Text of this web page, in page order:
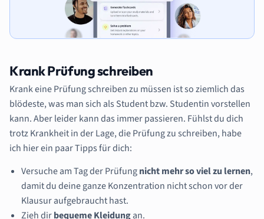
KrankPrüfung schreiben
Krank eine Prüfung schreiben zu müssen ist so ziemlich das
blödeste, was man sich als Student bzw. Studentin vorstellen
kann. Aber leider kann das immer passieren. Fühlst du dich
trotz Krankheit in der Lage, die Prüfung zu schreiben, habe
ich hier ein paar Tipps für dich:
Versuche am Tag der Prüfungnicht mehr so viel zu lernen,
damit du deine ganze Konzentration nicht schon vor der
Klausur aufgebraucht hast.
Zieh dirbequeme Kleidungan.